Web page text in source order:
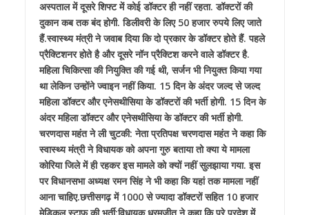
अस्पताल में दूसरे शिफ्ट में कोई डॉक्टर ही नहीं रहता. डॉक्टरों की
दुकान कब तक बंद होगी. डिलीवरी के लिए 50 हजार रुपये लिए जाते
हैं.स्वास्थ्य मंत्री ने जवाब दिया कि दो प्रकार के डॉक्टर होते हैं. पहले
प्रैक्टिशनर होते है और दूसरे नॉन प्रैक्टिश करने वाले डॉक्टर है.
महिला चिकित्सा की नियुक्ति की गई थी, सर्जन भी नियुक्त किया गया
था लेकिन उन्होंने ज्वाइन नहीं किया. 15 दिन के अंदर जल्द से जल्द
महिला डॉक्टर और एनेसथीसिया के डॉक्टरों की भर्ती होगी. 15 दिन के
अंदर महिला डॉक्टर और एनेसथीसिया के डॉक्टर की भर्ती होगी.
चरणदास महंत ने ली चुटकी: नेता प्रतिपक्ष चरणदास महंत ने कहा कि
स्वास्थ्य मंत्री ने विधायक को अपना गुरु बताया तो क्या ये मामला
कोरिया जिले में ही रहकर इस मामले को क्यों नहीं सुलझाया गया. इस
पर विधानसभा अध्यक्ष रमन सिंह ने भी कहा कि यहां तक मामला नहीं
आना चाहिए.छत्तीसगढ़ में 1000 से ज्यादा डॉक्टरों सहित 10 हजार